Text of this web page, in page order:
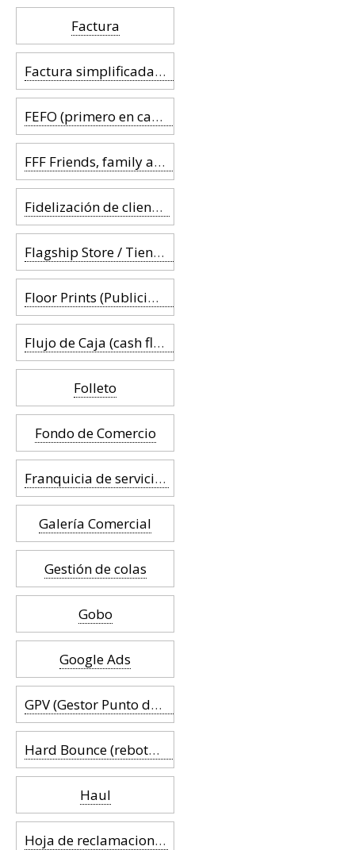
Factura
Factura simplificada (ticket de caja)
FEFO (primero en caducar primero en salir)
FFF Friends, family and fools
Fidelización de clientes
Flagship Store / Tienda insignia
Floor Prints (Publicidad en el suelo)
Flujo de Caja (cash flow)
Folleto
Fondo de Comercio
Franquicia de servicios
Galería Comercial
Gestión de colas
Gobo
Google Ads
GPV (Gestor Punto de Venta)
Hard Bounce (rebote duro)
Haul
Hoja de reclamaciones